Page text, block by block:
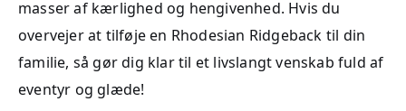
masser af kærlighed og hengivenhed. Hvis du
overvejer at tilføje en Rhodesian Ridgeback til din
familie, så gør dig klar til et livslangt venskab fuld af
eventyr og glæde!